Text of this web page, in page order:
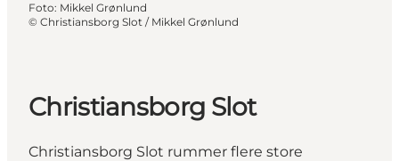
Foto: Mikkel Grønlund
© Christiansborg Slot / Mikkel Grønlund
Christiansborg Slot
Christiansborg Slot rummer flere store